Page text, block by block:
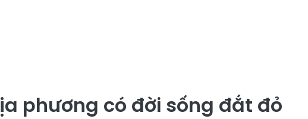
phương có đời sống đắt đỏ